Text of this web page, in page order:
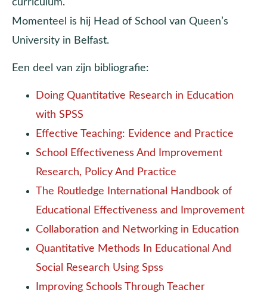
Momenteel is hij Head of School van Queen’s
University in Belfast.
Een deel van zijn bibliografie:
Doing Quantitative Research in Education
with SPSS
Effective Teaching: Evidence and Practice
School Effectiveness And Improvement
Research, Policy And Practice
The Routledge International Handbook of
Educational Effectiveness and Improvement
Collaboration and Networking in Education
Quantitative Methods In Educational And
Social Research Using Spss
Improving Schools Through Teacher